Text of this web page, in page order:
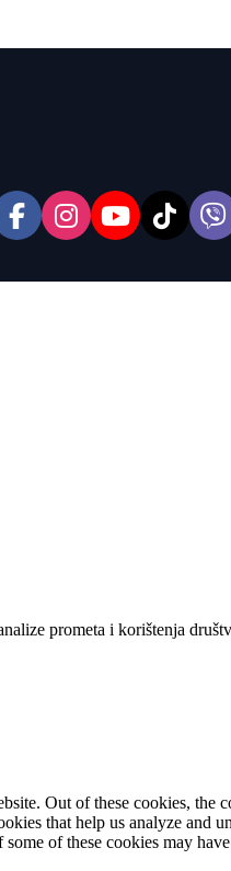
prometa i korištenja
Out of these cookies, the
that help us analyze
of these cookies may